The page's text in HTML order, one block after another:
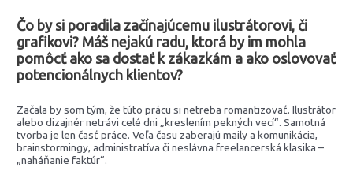
Čo by si poradila začínajúcemu ilustrátorovi, či
grafikovi? Máš nejakú radu, ktorá by im mohla
pomôcť ako sa dostať k zákazkám a ako oslovovať
potencionálnych klientov?
Začala by som tým, že túto prácu si netreba romantizovať. Ilustrátor
alebo dizajnér netrávi celé dni „kreslením pekných vecí“. Samotná
tvorba je len časť práce. Veľa času zaberajú maily a komunikácia,
brainstormingy, administratíva či neslávna freelancerská klasika –
„naháňanie faktúr“.